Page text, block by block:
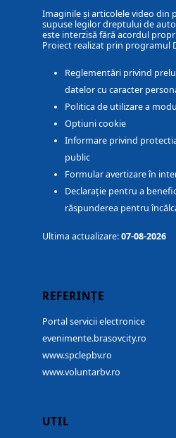
Imaginile și articolele video din
supuse legilor dreptului de
este interzisă fără acordul
Proiect realizat prin programul
Reglementări privind
datelor cu caracter
Politica de utilizare a
Optiuni cookie
Informare privind
public
Formular avertizare în
Declarație pentru a
răspunderea pentru
Ultima actualizare:07-08-2026
REFERINȚE
Portal servicii electronice
evenimente.brasovcity.ro
www.spclepbv.ro
www.voluntarbv.ro
UTIL